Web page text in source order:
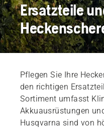
Ersatzteile
Pflegen Sie Ihre
den richtigen
Sortiment umfasst
Akkuausrüstungen
Husqvarna sind von